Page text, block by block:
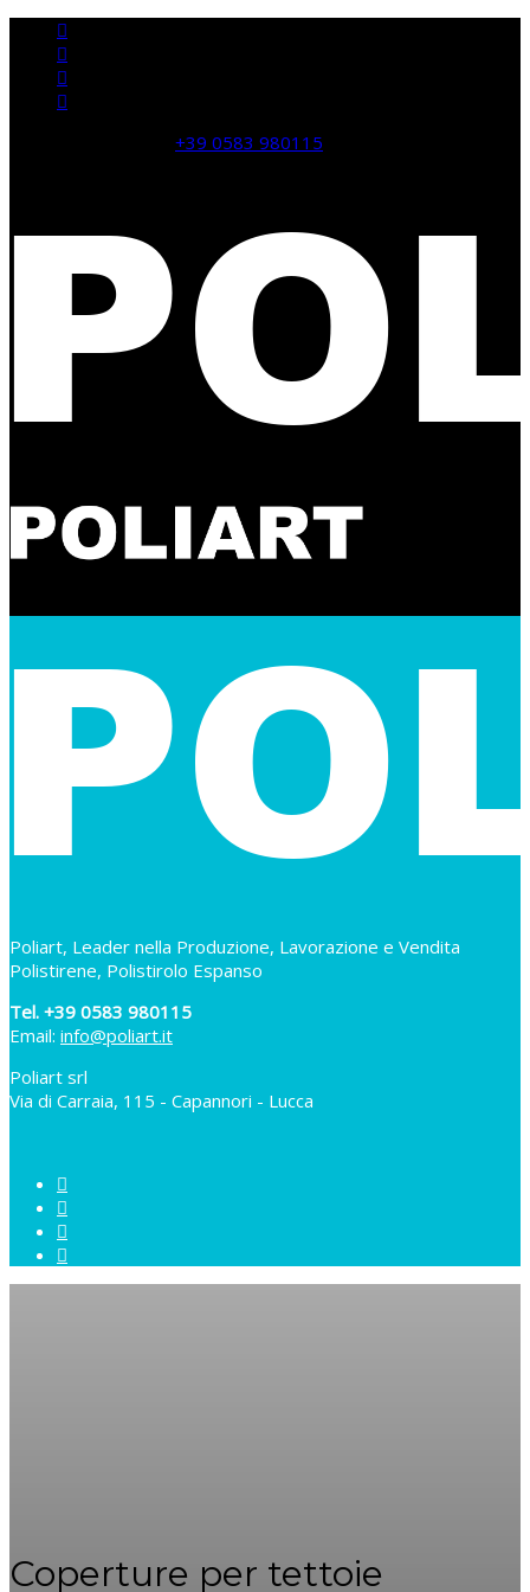
+39 0583 980115
Poliart, Leader nella Produzione, Lavorazione e Vendita
Polistirene, Polistirolo Espanso
Tel. +39 0583 980115
Email: info@poliart.it
Poliart srl
Via di Carraia, 115 - Capannori - Lucca
Coperture per tettoie